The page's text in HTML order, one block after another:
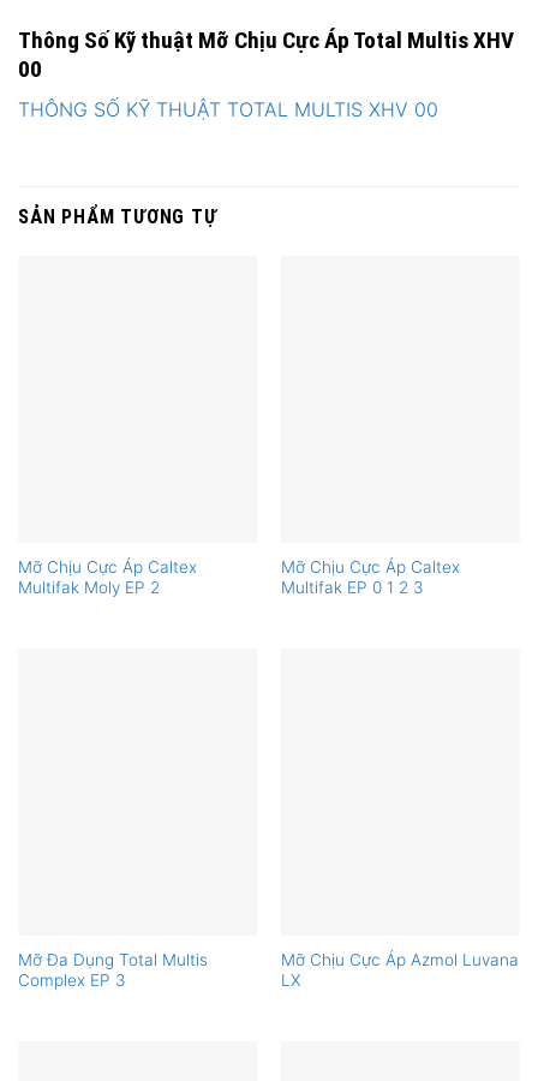
Thông Số Kỹ thuật Mỡ Chịu Cực Áp Total Multis XHV
00
THÔNG SỐ KỸ THUẬT TOTAL MULTIS XHV 00
SẢN PHẨM TƯƠNG TỰ
Mỡ Chịu Cực Áp Caltex
Multifak Moly EP 2
Mỡ Chịu Cực Áp Caltex
Multifak EP 0 1 2 3
Mỡ Đa Dụng Total Multis
Complex EP 3
Mỡ Chịu Cực Áp Azmol Luvana
LX